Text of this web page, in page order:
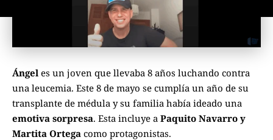
Ángel es un joven que llevaba 8 años luchando contra
una leucemia. Este 8 de mayo se cumplía un año de su
transplante de médula y su familia había ideado una
emotiva sorpresa. Esta incluye a Paquito Navarro y
Martita Ortega como protagonistas.